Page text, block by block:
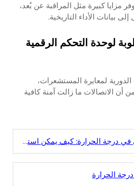
مزايا كبيرة مثل المراقبة عن بُعد،
بيانات الأداء التاريخية.
لوحدة التحكم الرقمية
لمعايرة المستشعرات،
أن الاتصالات ما زالت آمنة كافية
كيف يمكن استخدامه في التطبيقات الصناعية بدقة
الحرارة